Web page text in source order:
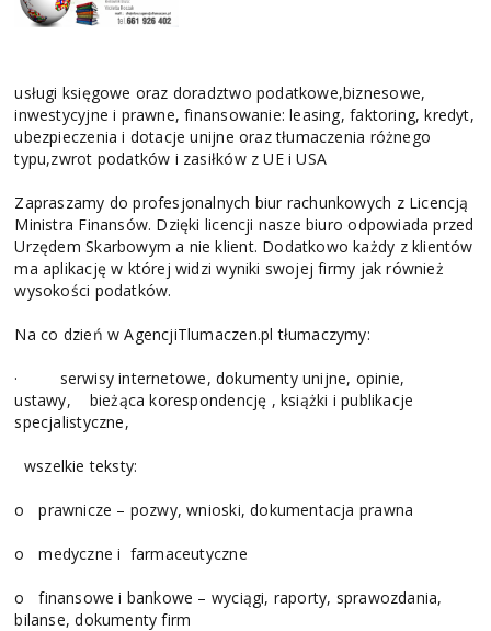
usługi księgowe oraz doradztwo podatkowe,biznesowe,
inwestycyjne i prawne, finansowanie: leasing, faktoring, kredyt,
ubezpieczenia i dotacje unijne oraz tłumaczenia różnego
typu,zwrot podatków i zasiłków z UE i USA
Zapraszamy do profesjonalnych biur rachunkowych z Licencją
Ministra Finansów. Dzięki licencji nasze biuro odpowiada przed
Urzędem Skarbowym a nie klient. Dodatkowo każdy z klientów
ma aplikację w której widzi wyniki swojej firmy jak również
wysokości podatków.
Na co dzień w AgencjiTlumaczen.pl tłumaczymy:
· serwisy internetowe, dokumenty unijne, opinie,
ustawy,
bieżąca korespondencję , książki i publikacje
specjalistyczne,
wszelkie teksty:
o prawnicze – pozwy, wnioski, dokumentacja prawna
o medyczne i farmaceutyczne
o
finansowe i bankowe – wyciągi, raporty, sprawozdania,
bilanse, dokumenty firm